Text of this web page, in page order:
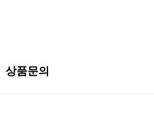
상품문의